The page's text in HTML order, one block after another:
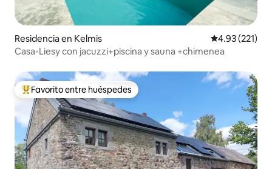
Residencia en Kelmis Calificación
4.93 (221)
Casa-Liesy con jacuzzi+piscina y sauna +chimenea
De los mejores en Favorito entre huéspedes
Favorito entre huéspedes